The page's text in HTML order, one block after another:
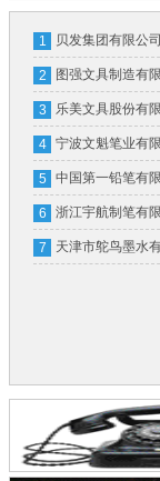
1 贝发集团有限公司
2 图强文具制造有
3 乐美文具股份有
4 宁波文魁笔业有
5 中国第一铅笔有
6 浙江宇航制笔有
7 天津市鸵鸟墨水